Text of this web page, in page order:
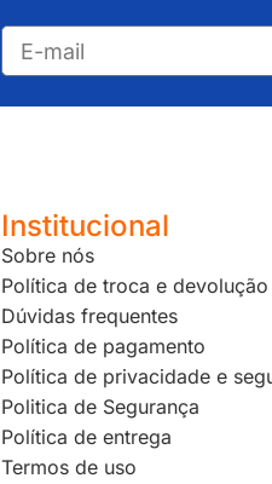
Institucional
Sobre nós
Política de troca e devolução
Dúvidas frequentes
Política de pagamento
Política de privacidade e
Politica de Segurança
Política de entrega
Termos de uso